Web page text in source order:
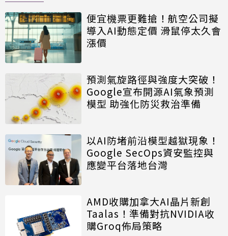
便宜機票更難搶！航空公司擬
導入AI動態定價 滑鼠停太久會
漲價
預測氣旋路徑與強度大突破！
Google宣布開源AI氣象預測
模型 助強化防災救治準備
以AI防堵前沿模型越獄現象！
Google SecOps資安監控與
應變平台落地台灣
AMD收購加拿大AI晶片新創
Taalas！準備對抗NVIDIA收
購Groq佈局策略